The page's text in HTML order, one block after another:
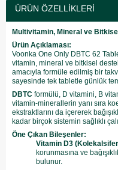
ÜRÜN ÖZELLIKLERI
Multivitamin, Mineral ve
Ürün Açıklaması:
Voonka One Only DBTC 62
vitamin, mineral ve bitkisel
amacıyla formüle edilmiş bir
sayesinde tek tabletle günlük
DBTC formülü, D vitamini, B
vitamin-minerallerin yanı sıra
ekstraktlarını da içererek
kadar birçok sistemin sağlıklı
Öne Çıkan Bileşenler:
Vitamin D3
korunmasına ve
bulunur.